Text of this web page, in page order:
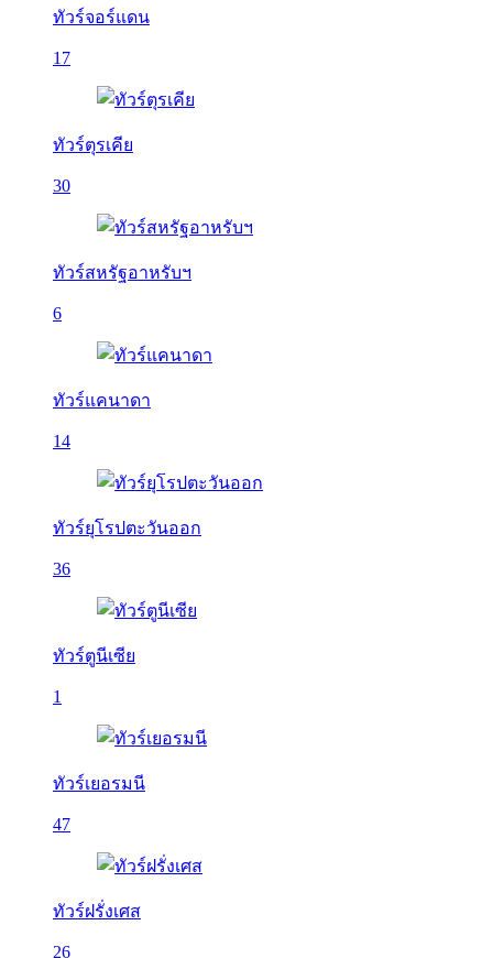
ทัวร์จอร์แดน
17
ทัวร์ตุรเคีย
30
ทัวร์สหรัฐอาหรับฯ
6
ทัวร์แคนาดา
14
ทัวร์ยุโรปตะวันออก
36
ทัวร์ตูนีเซีย
1
ทัวร์เยอรมนี
47
ทัวร์ฝรั่งเศส
26